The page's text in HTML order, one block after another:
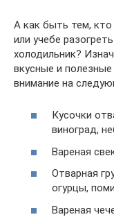
А как быть тем,
или учебе
холодильник?
вкусные и полезные
внимание на
Кусочки
виноград,
Вареная
Отварная
огурцы,
Вареная